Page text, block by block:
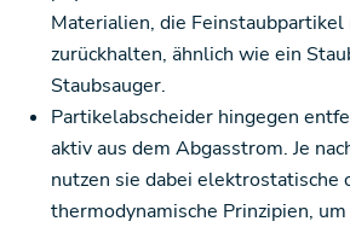
Materialien, die Feinstaubpartikel
zurückhalten, ähnlich wie ein
Staubsauger.
Partikelabscheider hingegen
aktiv aus dem Abgasstrom. Je
nutzen sie dabei elektrostatische
thermodynamische Prinzipien,